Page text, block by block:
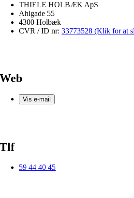
THIELE HOLBÆK ApS
Ahlgade 55
4300 Holbæk
CVR / ID nr:33773528 (Klik for at
Web
Vis e-mail
Tlf
59 44 40 45